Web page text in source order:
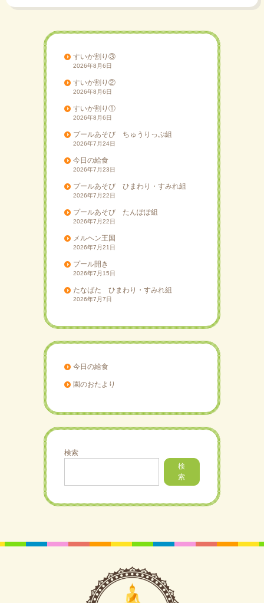
ゲ
すいか割り③
2026年8月6日
すいか割り②
2026年8月6日
すいか割り①
2026年8月6日
プールあそび ちゅうりっぷ組
2026年7月24日
今日の給食
2026年7月23日
プールあそび ひまわり・すみれ組
2026年7月22日
プールあそび たんぽぽ組
2026年7月22日
メルヘン王国
2026年7月21日
プール開き
2026年7月15日
たなばた ひまわり・すみれ組
2026年7月7日
今日の給食
園のおたより
検索
検
索